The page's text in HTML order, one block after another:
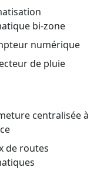
bi-zone
numérique
de pluie
centralisée à
de routes